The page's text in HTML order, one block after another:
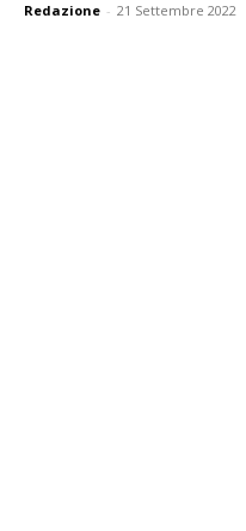
Redazione - 21 Settembre 2022